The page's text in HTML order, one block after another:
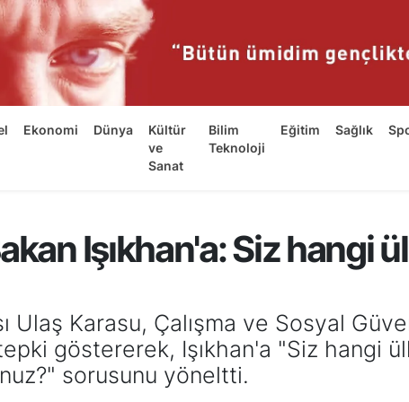
Ekonomi Dünya
Kültür
ve
Sanat
Bilim
Teknoloji
Eğitim Sağlık
Işıkhan'a: Siz hangi
Ulaş Karasu, Çalışma ve Sosyal
göstererek, Işıkhan'a "Siz hangi
sorusunu yöneltti.